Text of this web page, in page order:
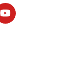
Youtube